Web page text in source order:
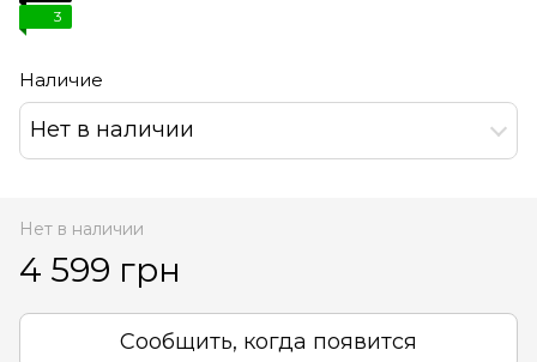
3
Наличие
Нет в наличии
Нет в наличии
4 599 грн
Сообщить, когда появится